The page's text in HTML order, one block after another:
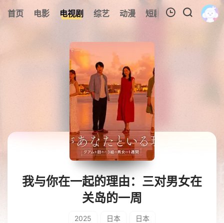
首页 电影 电视剧 综艺 动漫 短剧 今日更新
0
暂无观看影片的记录
我与你在一起的理由：三对男女在
关岛的一周
2025 日本 日本